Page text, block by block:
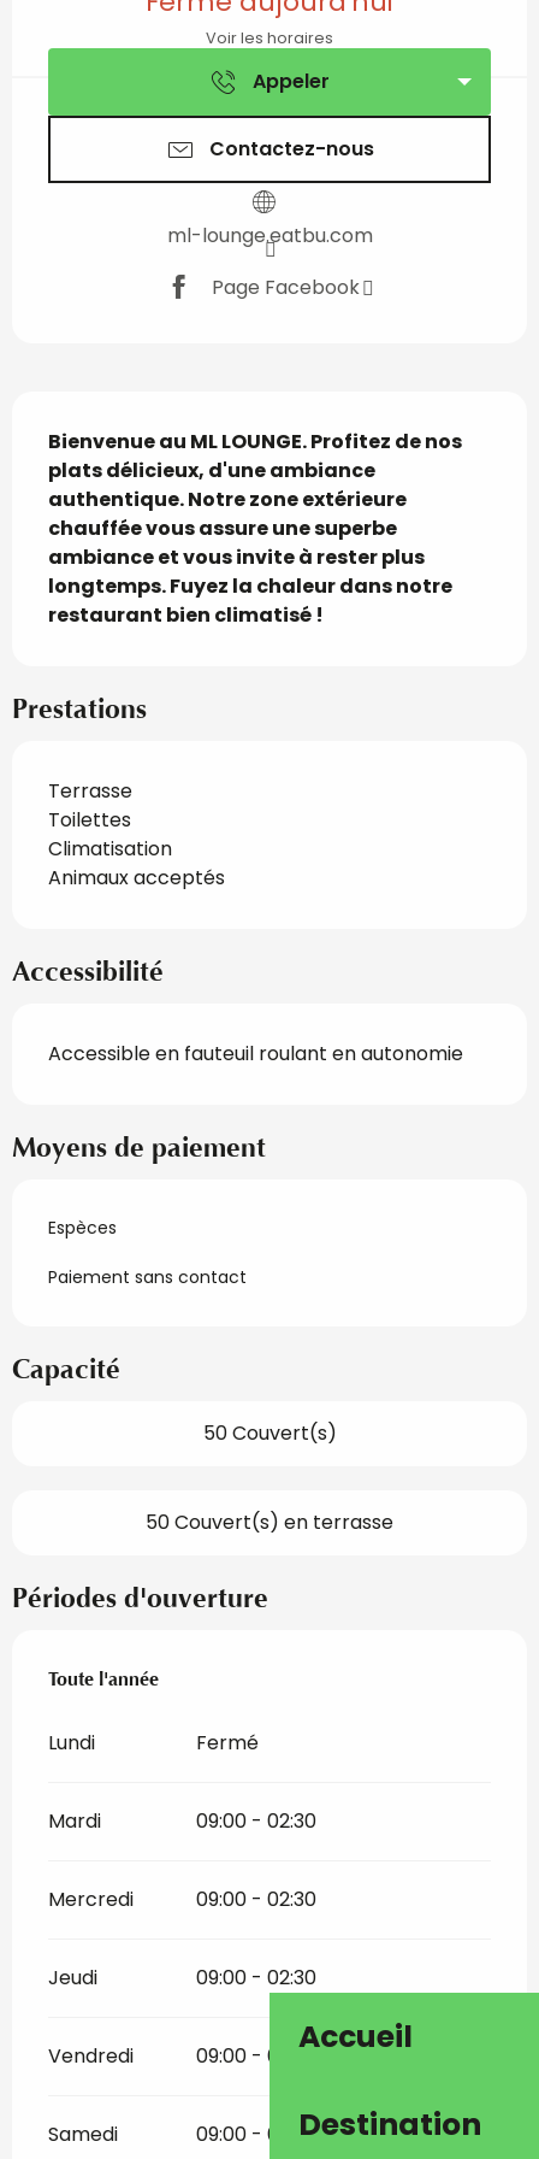
Accueil
Destination
Voir les horaires
Appeler
Contactez-nous
ml-lounge.eatbu.com
Page Facebook
Description
Bienvenue au ML LOUNGE. Profitez de nos
plats délicieux, d'une ambiance
authentique. Notre zone extérieure
chauffée vous assure une superbe
ambiance et vous invite à rester plus
longtemps. Fuyez la chaleur dans notre
restaurant bien climatisé !
Prestations
Terrasse
Toilettes
Climatisation
Animaux acceptés
Accessibilité
Accessible en fauteuil roulant en autonomie
Moyens de paiement
Espèces
Paiement sans contact
Capacité
50 Couvert(s)
50 Couvert(s) en terrasse
Périodes d'ouverture
Toute l'année
Toute l'année
Lundi Fermé
Mardi 09:00 - 02:30
Mercredi 09:00 - 02:30
Jeudi 09:00 - 02:30
Vendredi 09:00 - 02:30
Samedi 09:00 - 02:30